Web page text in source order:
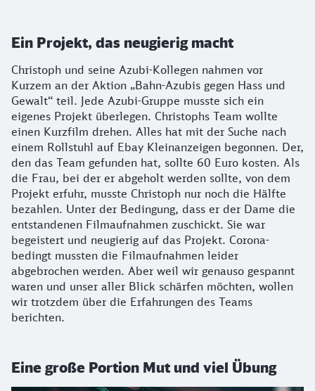
Ein Projekt, das neugierig macht
Christoph und seine Azubi-Kollegen nahmen vor
Kurzem an der Aktion „Bahn-Azubis gegen Hass und
Gewalt“ teil. Jede Azubi-Gruppe musste sich ein
eigenes Projekt überlegen. Christophs Team wollte
einen Kurzfilm drehen. Alles hat mit der Suche nach
einem Rollstuhl auf Ebay Kleinanzeigen begonnen. Der,
den das Team gefunden hat, sollte 60 Euro kosten. Als
die Frau, bei der er abgeholt werden sollte, von dem
Projekt erfuhr, musste Christoph nur noch die Hälfte
bezahlen. Unter der Bedingung, dass er der Dame die
entstandenen Filmaufnahmen zuschickt. Sie war
begeistert und neugierig auf das Projekt. Corona-
bedingt mussten die Filmaufnahmen leider
abgebrochen werden. Aber weil wir genauso gespannt
waren und unser aller Blick schärfen möchten, wollen
wir trotzdem über die Erfahrungen des Teams
berichten.
Eine große Portion Mut und viel Übung